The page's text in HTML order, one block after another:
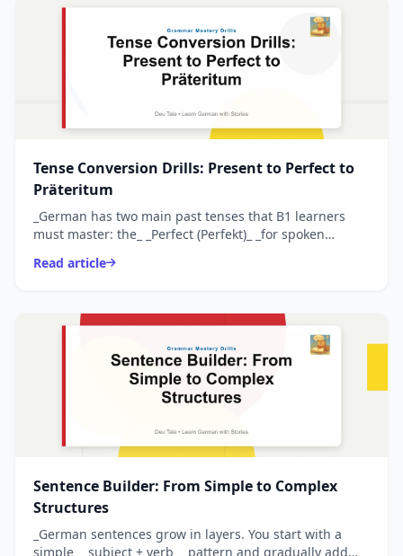
Tense Conversion Drills: Present to Perfect to
Präteritum
_German has two main past tenses that B1 learners
must master: the_ _Perfect (Perfekt)_ _for spoken
writing a...
Read article
Sentence Builder: From Simple to Complex
Structures
_German sentences grow in layers. You start with a
simple_ _subject + verb_ _pattern and gradually add